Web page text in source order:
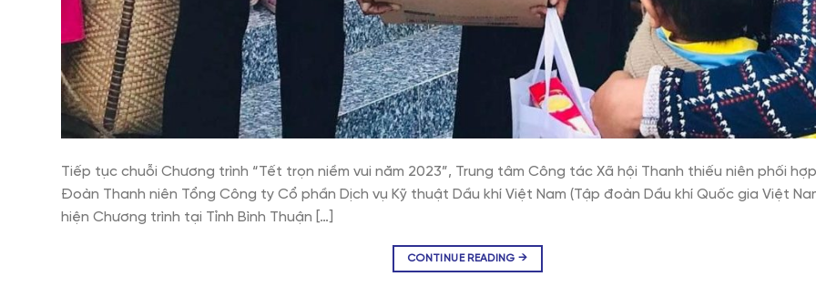
Tiếp tục chuỗi Chương trình “Tết trọn niềm vui năm 2023”, Trung tâm Công tác Xã hội Thanh thiếu niên phối
Đoàn Thanh niên Tổng Công ty Cổ phần Dịch vụ Kỹ thuật Dầu khí Việt Nam (Tập đoàn Dầu khí Quốc gia Việt
hiện Chương trình tại Tỉnh Bình Thuận […]
CONTINUE READING→